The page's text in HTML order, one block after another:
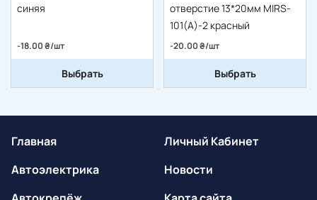
синяя
-18.00 ₴/шт
Выбрать
отверстие 13*20мм MIRS-
101(A)-2 красный
-20.00 ₴/шт
Выбрать
Главная
Автоэлектрика
Личный Кабинет
Новости